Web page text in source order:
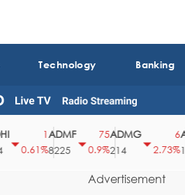
Technology Banking
0.61%
ADMF
8225
0.9%
ADMG
214
2.73%1510
Advertisement